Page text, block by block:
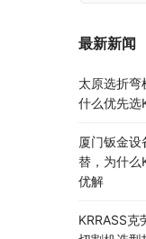
最新新闻
太原选折弯
什么优先选
厦门钣金
替，为什么
优解
KRRASS